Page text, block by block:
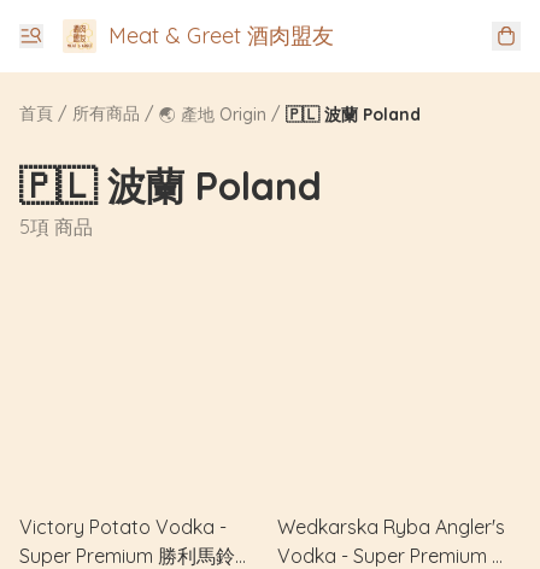
Meat & Greet 酒肉盟友
首頁 / 所有商品 / 🌏 產地 Origin / 🇵🇱 波蘭 Poland
🇵🇱 波蘭 Poland
5項 商品
Victory Potato Vodka -
Super Premium 勝利馬鈴薯
Wedkarska Ryba Angler's
Vodka - Super Premium 漁